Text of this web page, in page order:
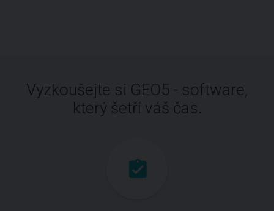
Vyzkoušejte si GEO5 - software,
který šetří váš čas.